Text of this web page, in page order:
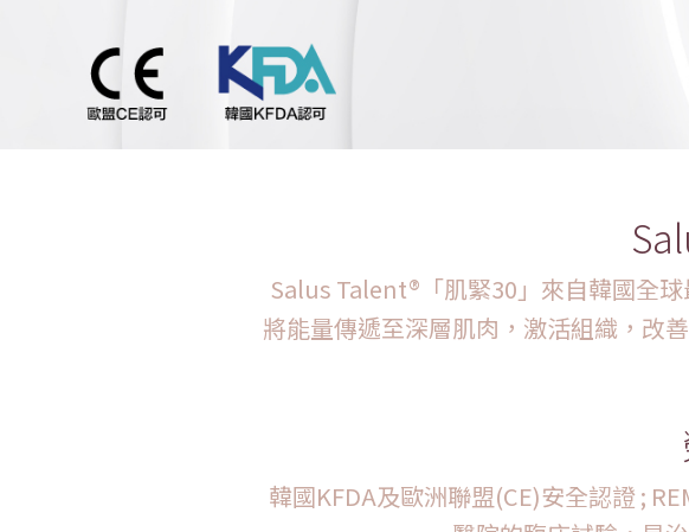
Salus Talent®「肌緊30」來自韓國全
將能量傳遞至深層肌肉，激活組織，改
韓國KFDA及歐洲聯盟(CE)安全認證 ;